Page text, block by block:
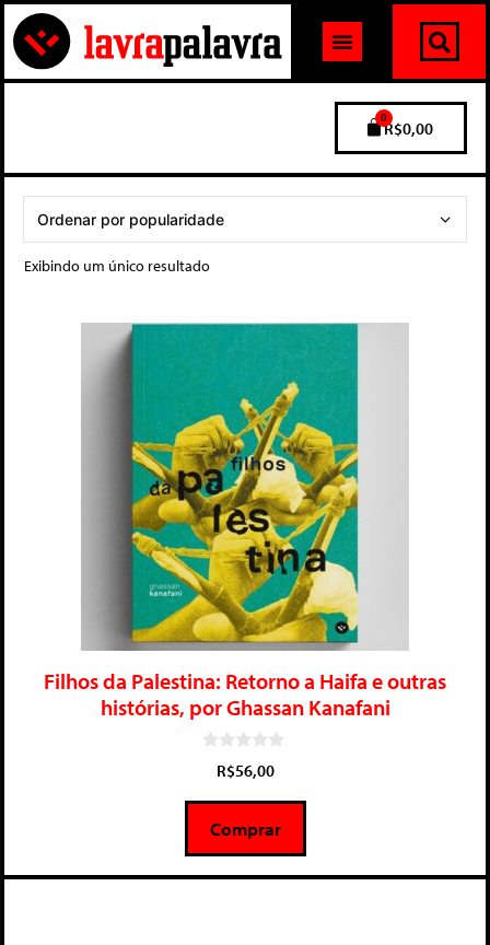
R$0,00
0
Exibindo um único resultado
Filhos da Palestina: Retorno a Haifa e outras
histórias, por Ghassan Kanafani
5
R$56,00
Comprar